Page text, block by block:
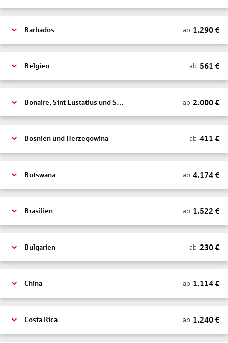
Barbados ab 1.290€
Belgien ab 561 €
Bonaire, Sint Eustatius und Saba ab 2.000€
Bosnien und Herzegowina ab 411 €
Botswana ab 4.174€
Brasilien ab 1.522 €
Bulgarien ab 230€
China ab 1.114€
Costa Rica ab 1.240€